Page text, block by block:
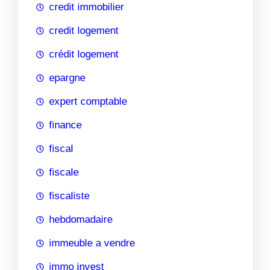
credit immobilier
credit logement
crédit logement
epargne
expert comptable
finance
fiscal
fiscale
fiscaliste
hebdomadaire
immeuble a vendre
immo invest